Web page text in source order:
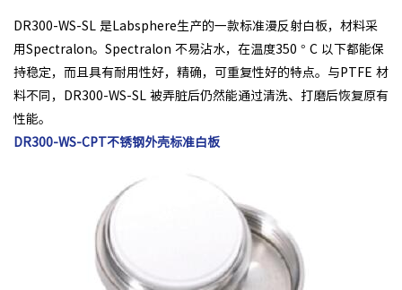
DR300-WS-SL 是Labsphere生产的一款标准漫反射白板，材料采
用Spectralon。Spectralon 不易沾水，在温度350 ° C 以下都能保
持稳定，而且具有耐用性好，精确，可重复性好的特点。与PTFE 材
料不同，DR300-WS-SL 被弄脏后仍然能通过清洗、打磨后恢复原有
性能。
DR300-WS-CPT不锈钢外壳标准白板